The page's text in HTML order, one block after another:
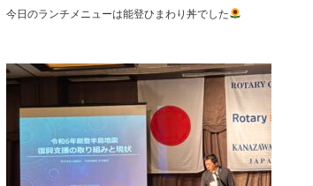
今日のランチメニューは能登ひまわり丼でした